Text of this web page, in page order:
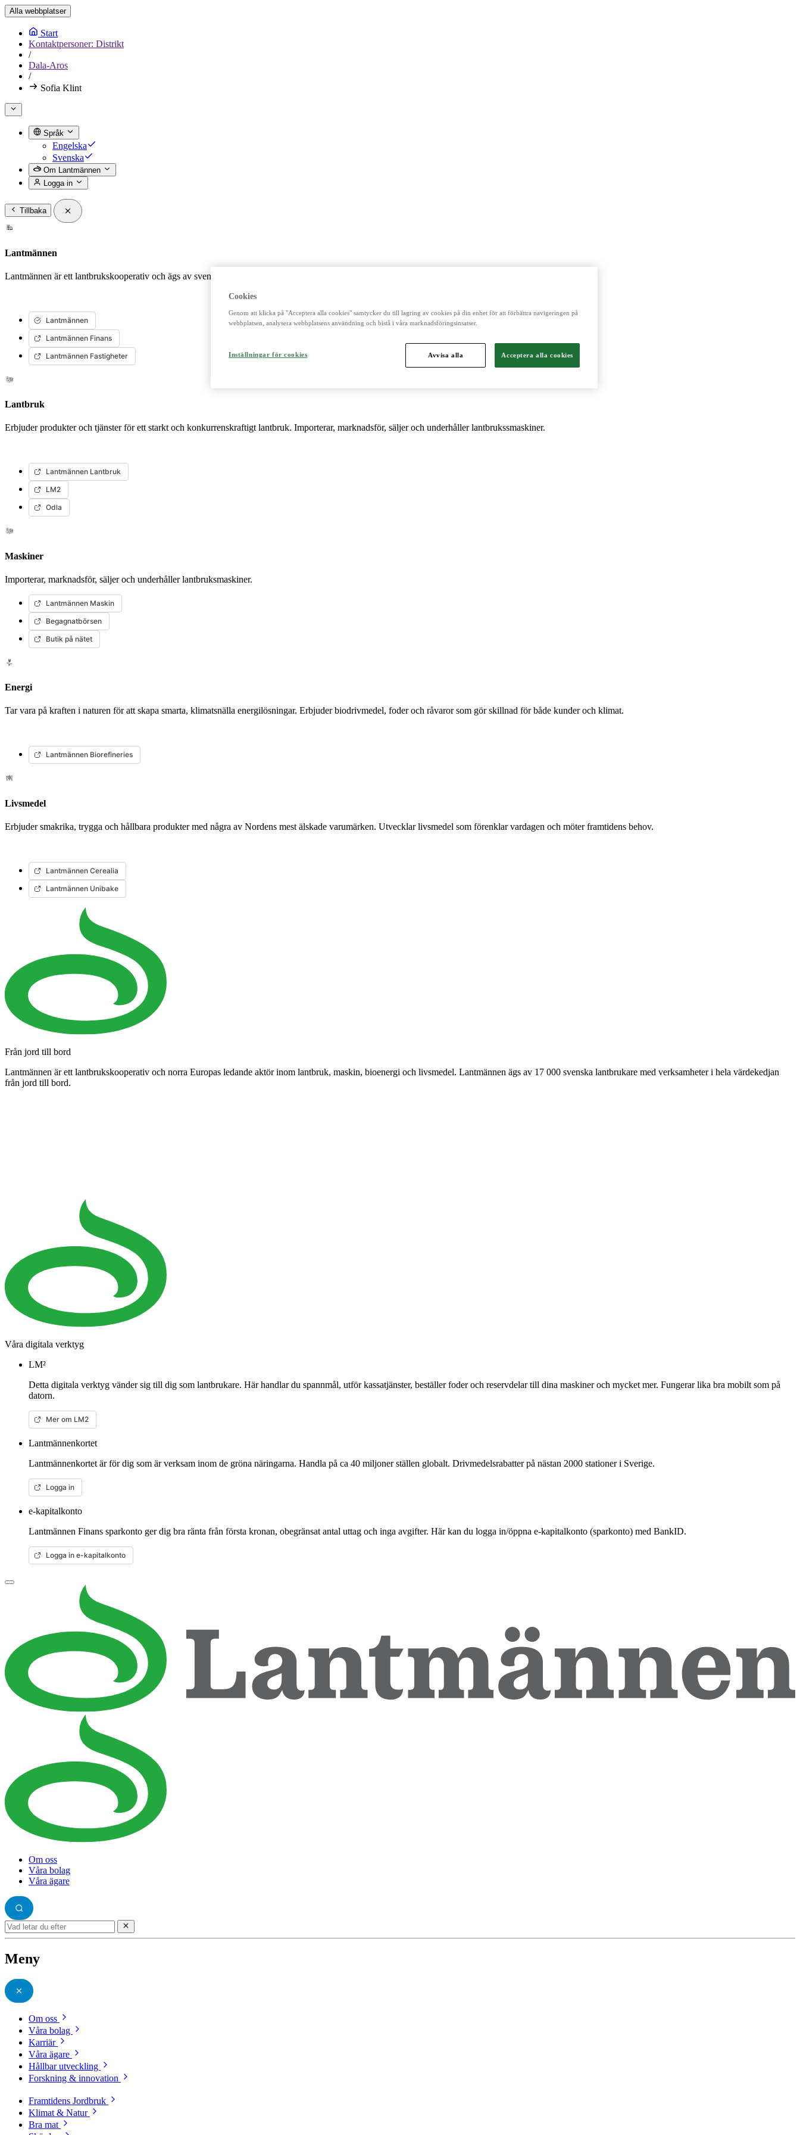
Alla webbplatser
Start
Kontaktpersoner: Distrikt
/
Dala-Aros
/
Sofia Klint
Språk
Engelska
Svenska
Om Lantmännen
Logga in
Tillbaka
Lantmännen
Lantmännen är ett lantbrukskooperativ och ägs av svenska lantbrukare och är norra Europas ledande aktör inom lantbruk, maskin, bioenergi och livsmedel.
Lantmännen
Lantmännen Finans
Lantmännen Fastigheter
Lantbruk
Erbjuder produkter och tjänster för ett starkt och konkurrenskraftigt lantbruk. Importerar, marknadsför, säljer och underhåller lantbrukssmaskiner.
Lantmännen Lantbruk
LM2
Odla
Maskiner
Importerar, marknadsför, säljer och underhåller lantbruksmaskiner.
Lantmännen Maskin
Begagnatbörsen
Butik på nätet
Energi
Tar vara på kraften i naturen för att skapa smarta, klimatsnälla energilösningar. Erbjuder biodrivmedel, foder och råvaror som gör skillnad för både kunder och klimat.
Lantmännen Biorefineries
Livsmedel
Erbjuder smakrika, trygga och hållbara produkter med några av Nordens mest älskade varumärken. Utvecklar livsmedel som förenklar vardagen och möter framtidens behov.
Lantmännen Cerealia
Lantmännen Unibake
Från jord till bord
Lantmännen är ett lantbrukskooperativ och norra Europas ledande aktör inom lantbruk, maskin, bioenergi och livsmedel. Lantmännen ägs av 17 000 svenska lantbrukare med verksamheter i hela värdekedjan
från jord till bord.
Våra digitala verktyg
LM²
Detta digitala verktyg vänder sig till dig som lantbrukare. Här handlar du spannmål, utför kassatjänster, beställer foder och reservdelar till dina maskiner och mycket mer. Fungerar lika bra mobilt som på
datorn.
Mer om LM2
Lantmännenkortet
Lantmännenkortet är för dig som är verksam inom de gröna näringarna. Handla på ca 40 miljoner ställen globalt. Drivmedelsrabatter på nästan 2000 stationer i Sverige.
Logga in
e-kapitalkonto
Lantmännen Finans sparkonto ger dig bra ränta från första kronan, obegränsat antal uttag och inga avgifter. Här kan du logga in/öppna e-kapitalkonto (sparkonto) med BankID.
Logga in e-kapitalkonto
Om oss
Våra bolag
Våra ägare
Meny
Om oss
Våra bolag
Karriär
Våra ägare
Hållbar utveckling
Forskning & innovation
Framtidens Jordbruk
Klimat & Natur
Bra mat
Cookies
Genom att klicka på "Acceptera alla cookies" samtycker du till lagring av cookies på din enhet för att förbättra navigeringen på
webbplatsen, analysera webbplatsens användning och bistå i våra marknadsföringsinsatser.
Inställningar för cookies Avvisa alla Acceptera alla cookies